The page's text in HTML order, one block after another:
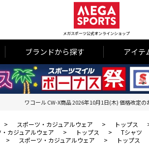
メガスポーツ公式オンラインショップ
ブランドから探す アイテ
ワコール CW-X商品 2026年10月1日(木) 価格改定の
> スポーツ・カジュアルウェア > トップス
・カジュアルウェア > トップス > Tシャツ
> スポーツ・カジュアルウェア > トップス